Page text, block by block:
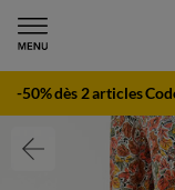
-50% dès 2 articles